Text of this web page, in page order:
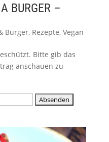
BURGER –
Burger, Rezepte, Vegan
Bitte gib das
anschauen zu